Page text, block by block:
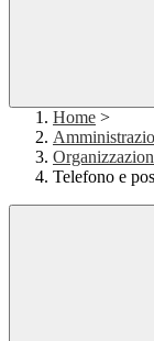
Home >
Telefono e